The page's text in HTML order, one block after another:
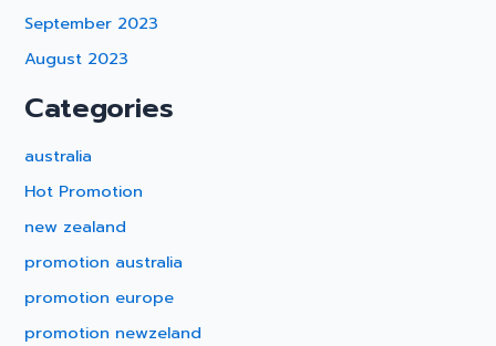
September 2023
August 2023
Categories
australia
Hot Promotion
new zealand
promotion australia
promotion europe
promotion newzeland